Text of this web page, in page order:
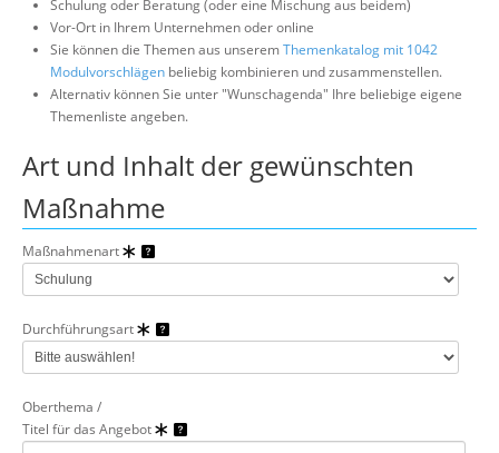
Über uns
Suche
Schulung oder Beratung (oder eine Mischung aus beidem)
Vor-Ort in Ihrem Unternehmen oder online
Sie können die Themen aus unseremThemenkatalog mit 1042
Modulvorschlägen beliebig kombinieren und zusammenstellen.
Alternativ können Sie unter "Wunschagenda" Ihre beliebige eigene
Themenliste angeben.
Art und Inhalt der gewünschten
Maßnahme
Maßnahmenart
Durchführungsart
Oberthema /
Titel für das Angebot